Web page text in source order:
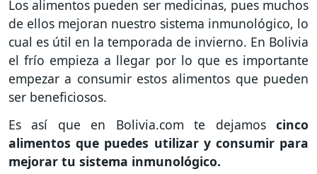
Los alimentos pueden ser medicinas, pues muchos
de ellos mejoran nuestro sistema inmunológico, lo
cual es útil en la temporada de invierno. En Bolivia
el frío empieza a llegar por lo que es importante
empezar a consumir estos alimentos que pueden
ser beneficiosos.
Es así que en Bolivia.com te dejamos cinco
alimentos que puedes utilizar y consumir para
mejorar tu sistema inmunológico.